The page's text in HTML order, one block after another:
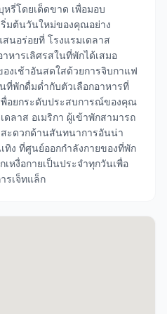
รี่โดยเด็ดขาด เพื่อมอบ
ริ่มต้นวันใหม่ของคุณอย่าง
นอร่อยที่ โรงแรมเดลาส
หารเลิศรสในที่พักได้เสมอ
งเช้าอันสดใสด้วยการจิบกาแฟ
พักดื่มด่ำกับตัวเลือกอาหารที่
อยกระดับประสบการณ์ของคุณ
ดลาส อเมริกา ผู้เข้าพักสามารถ
ะดวกด้านสันทนาการอันน่า
ทิง ที่ศูนย์ออกกำลังกายของที่พัก
หงื่อกายเป็นประจำทุกวันเพื่อ
รเจ็ทแล็ก